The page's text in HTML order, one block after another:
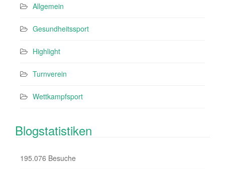
Allgemein
Gesundheitssport
Highlight
Turnverein
Wettkampfsport
Blogstatistiken
195.076 Besuche